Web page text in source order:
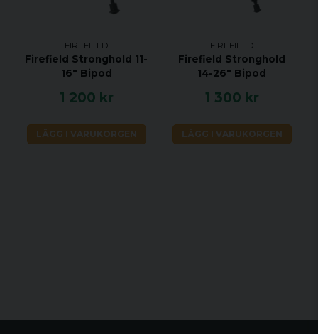
FIREFIELD
Firefield Stronghold 11-
16" Bipod
1 200 kr
LÄGG I VARUKORGEN
FIREFIELD
Firefield Stronghold
14-26" Bipod
1 300 kr
LÄGG I VARUKORGEN